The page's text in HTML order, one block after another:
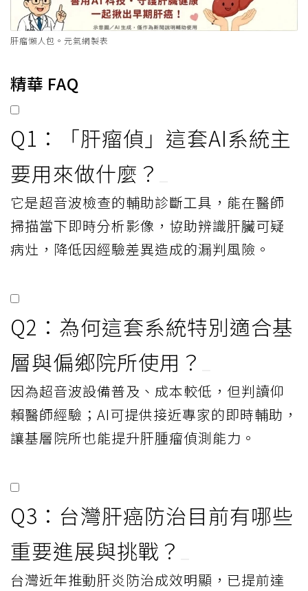
肝瘤懶人包。元氣網製表
精華 FAQ
Q1：「肝瘤偵」這套AI系統主
要用來做什麼？
它是超音波檢查的輔助診斷工具，能在醫師
掃描當下即時分析影像，協助辨識肝臟可疑
病灶，降低因經驗差異造成的漏判風險。
Q2：為何這套系統特別適合基
層與偏鄉院所使用？
因為超音波設備普及、成本較低，但判讀仰
賴醫師經驗；AI可提供接近專家的即時輔助，
讓基層院所也能提升肝腫瘤偵測能力。
Q3：台灣肝癌防治目前有哪些
重要進展與挑戰？
台灣近年推動肝炎防治成效明顯，已提前達